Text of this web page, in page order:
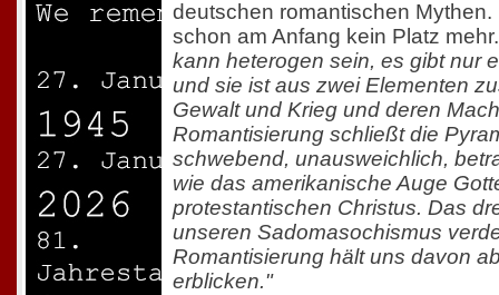
deutschen romantischen Mythen.
schon am Anfang kein Platz
kann heterogen sein, es gibt nur
und sie ist aus zwei Elementen
Gewalt und Krieg und deren
Romantisierung schließt die
schwebend, unausweichlich,
wie das amerikanische Auge
protestantischen Christus. Das
unseren Sadomasochismus
Romantisierung hält uns davon
erblicken."